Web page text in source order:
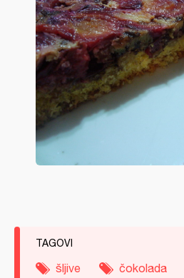
TAGOVI
šljive čokolada